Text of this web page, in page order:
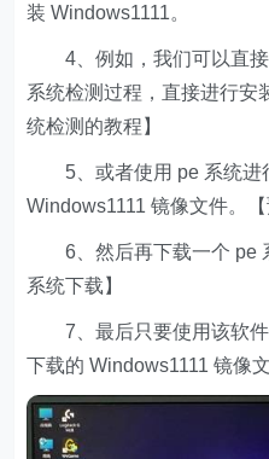
装 Windows1111。
4、例如，我们可以直接
系统检测过程，直接进行安
统检测的教程】
5、或者使用 pe 系统进
Windows1111 镜像文件。
6、然后再下载一个 pe
系统下载】
7、最后只要使用该软件
下载的 Windows1111 镜像